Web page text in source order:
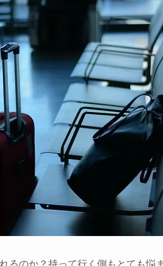
るのか？持って行く側もとても悩